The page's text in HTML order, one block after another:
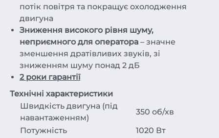
потік повітря та покращує охолодження
двигуна
Зниження високого рівня шуму,
неприємного для оператора – значне
зменшення дратівливих звуків, зі
зниженням шуму понад 2 дБ
2 роки гарантії
Технічні характеристики
Швидкість двигуна (під
навантаженням)
350 об/хв
Потужність
1020 Вт